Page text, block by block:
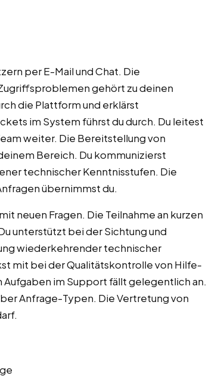
per E-Mail und Chat. Die
gehört zu deinen
die Plattform und erklärst
im System führst du durch. Du leitest
weiter. Die Bereitstellung von
Bereich. Du kommunizierst
technischer Kenntnisstufen. Die
übernimmst du.
neuen Fragen. Die Teilnahme an kurzen
unterstützt bei der Sichtung und
wiederkehrender technischer
mit bei der Qualitätskontrolle von Hilfe-
im Support fällt gelegentlich an.
Anfrage-Typen. Die Vertretung von